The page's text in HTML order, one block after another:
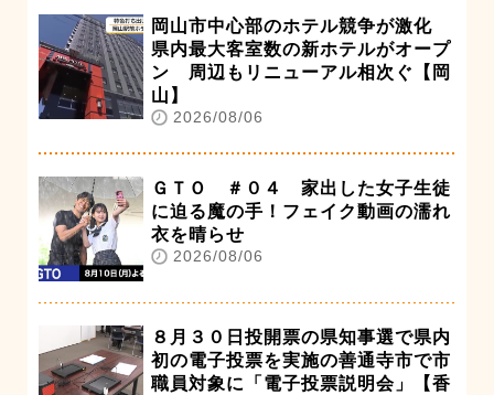
岡山市中心部のホテル競争が激化
県内最大客室数の新ホテルがオープ
ン 周辺もリニューアル相次ぐ【岡
山】
2026/08/06
ＧＴＯ ＃０４ 家出した女子生徒
に迫る魔の手！フェイク動画の濡れ
衣を晴らせ
2026/08/06
８月３０日投開票の県知事選で県内
初の電子投票を実施の善通寺市で市
職員対象に「電子投票説明会」【香